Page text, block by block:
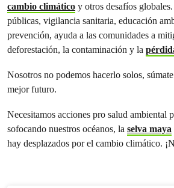
cambio climático y otros desafíos
públicas, vigilancia sanitaria, educación
prevención, ayuda a las comunidades a
deforestación, la contaminación y la
Nosotros no podemos hacerlo solos,
mejor futuro.
Necesitamos acciones pro salud ambiental
sofocando nuestros océanos, la selva maya
hay desplazados por el cambio climático.